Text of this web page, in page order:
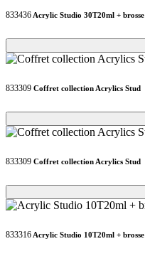
833436Acrylic Studio 30T20ml + brosse
Loading...
Loading...
833309 Coffret collection Acrylics Stud
Loading...
Loading...
833309 Coffret collection Acrylics Stud
Loading...
Loading...
833316 Acrylic Studio 10T20ml + brosse